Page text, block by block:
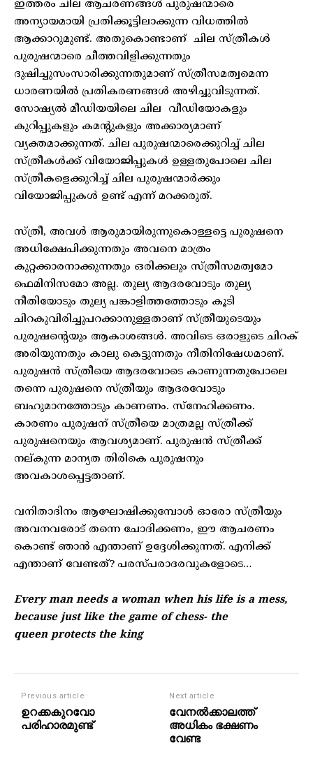
ഇത്തരം ചില ആചരണങ്ങൾ പുരുഷന്മാരെ
അന്യായമായി പ്രതിക്കൂട്ടിലാക്കുന്ന വിധത്തിൽ
ആക്കാറുമുണ്ട്. അതുകൊണ്ടാണ് ചില സ്ത്രീകൾ
പുരുഷന്മാരെ ചീത്തവിളിക്കുന്നതും
ദുഷിച്ചുസംസാരിക്കുന്നതുമാണ് സ്ത്രീസമത്വമെന്ന
ധാരണയിൽ പ്രതികരണങ്ങൾ അഴിച്ചുവിടുന്നത്.
സോഷ്യൽ മീഡിയയിലെ ചില വീഡിയോകളും
കുറിപ്പുകളും കമന്റുകളും അക്കാര്യമാണ്
വ്യക്തമാക്കുന്നത്. ചില പുരുഷന്മാരെക്കുറിച്ച് ചില
സ്ത്രീകൾക്ക് വിയോജിപ്പുകൾ ഉള്ളതുപോലെ ചില
സ്ത്രീകളെക്കുറിച്ച് ചില പുരുഷന്മാർക്കും
വിയോജിപ്പുകൾ ഉണ്ട് എന്ന് മറക്കരുത്.
സ്ത്രീ, അവൾ ആരുമായിരുന്നുകൊള്ളട്ടെ പുരുഷനെ
അധിക്ഷേപിക്കുന്നതും അവനെ മാത്രം
കുറ്റക്കാരനാക്കുന്നതും ഒരിക്കലും സ്ത്രീസമത്വമോ
ഫെമിനിസമോ അല്ല. തുല്യ ആദരവോടും തുല്യ
നീതിയോടും തുല്യ പങ്കാളിത്തത്തോടും കൂടി
ചിറകുവിരിച്ചുപറക്കാനുള്ളതാണ് സ്ത്രീയുടെയും
പുരുഷന്റെയും ആകാശങ്ങൾ. അവിടെ ഒരാളുടെ ചിറക്
അരിയുന്നതും കാലു കെട്ടുന്നതും നീതിനിഷേധമാണ്.
പുരുഷൻ സ്ത്രീയെ ആദരവോടെ കാണുന്നതുപോലെ
തന്നെ പുരുഷനെ സ്ത്രീയും ആദരവോടും
ബഹുമാനത്തോടും കാണണം. സ്നേഹിക്കണം.
കാരണം പുരുഷന് സ്ത്രീയെ മാത്രമല്ല സ്ത്രീക്ക്
പുരുഷനെയും ആവശ്യമാണ്. പുരുഷൻ സ്ത്രീക്ക്
നല്കുന്ന മാന്യത തിരികെ പുരുഷനും
അവകാശപ്പെട്ടതാണ്.
വനിതാദിനം ആഘോഷിക്കുമ്പോൾ ഓരോ സ്ത്രീയും
അവനവരോട് തന്നെ ചോദിക്കണം, ഈ ആചരണം
കൊണ്ട് ഞാൻ എന്താണ് ഉദ്ദേശിക്കുന്നത്. എനിക്ക്
എന്താണ് വേണ്ടത്? പരസ്പരാദരവുകളോടെ…
Every man needs a woman when his life is a mess,
because just like the game of chess- the
queen protects the king
Previous article
ഉറക്കകുറവോ
പരിഹാരമുണ്ട്
Next article
വേനല്‍ക്കാലത്ത്
അധികം ഭക്ഷണം
വേണ്ട